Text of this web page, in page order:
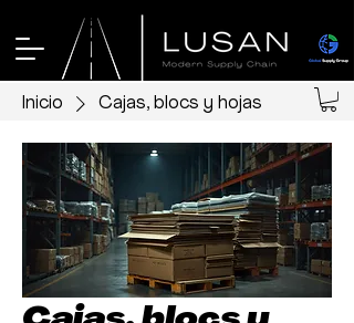
Inicio Cajas, blocs y hojas